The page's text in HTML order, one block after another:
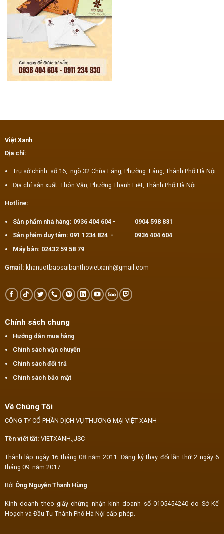
Việt Xanh
Địa chỉ:
Trụ sở chính: số 16, ngõ 32 Chùa Láng, Phường Láng, Thành Phố Hà Nội.
Địa chỉ sản xuất: Thôn Văn, Phường Thanh Liệt, Thành Phố Hà Nội.
Hotline:
Sản phẩm nhà hàng: 0936 404 604- 0904 598 831
Sản phẩm duy tâm: 091 1234 824 -
0936 404 604
Máy bàn: 02432 59 58 79
Gmail: khanuotbaosaibanthovietxanh@gmail.com
Chính sách chung
Hướng dẫn mua hàng
Chính sách vận chuyển
Chính sách đổi trả
Chính sách bảo mật
Về Chúng Tôi
CÔNG TY CỔ PHẦN DỊCH VỤ THƯƠNG MẠI VIỆT XANH
Tên viết tắt: VIETXANH.,JSC
Thành lập ngày 16 tháng 08 năm 2011. Đăng ký thay đổi lần thứ 2 ngày 6
tháng 09 năm 2017.
Bởi Ông Nguyễn Thanh Hùng
Kinh doanh theo giấy chứng nhận kinh doanh số 0105454240 do Sở Kế
Hoạch và Đầu Tư Thành Phố Hà Nội cấp phép.